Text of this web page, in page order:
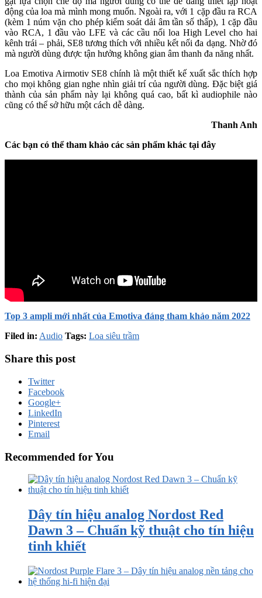
động của loa mà mình mong muốn. Ngoài ra, với 1 cặp đầu ra RCA
(kèm 1 núm vặn cho phép kiểm soát dải âm tần số thấp), 1 cặp đầu
vào RCA, 1 đầu vào LFE và các cầu nối loa High Level cho hai
kênh trái – phải, SE8 tương thích với nhiều kết nối đa dạng. Nhờ đó
mà người dùng được tận hưởng không gian âm thanh đa năng nhất.
Loa Emotiva Airmotiv SE8 chính là một thiết kế xuất sắc thích hợp
cho mọi không gian nghe nhìn giải trí của người dùng. Đặc biệt giá
thành của sản phẩm này lại không quá cao, bất kì audiophile nào
cũng có thể sở hữu một cách dễ dàng.
Thanh Anh
Các bạn có thể tham khảo các sản phẩm khác tại đây
Top 3 ampli mới nhất của Emotiva đáng tham khảo năm 2022
Filed in: Audio Tags: Loa siêu trầm
Share this post
Twitter
Facebook
Google+
LinkedIn
Pinterest
Email
Recommended for You
Dây tín hiệu analog Nordost Red
Dawn 3 – Chuẩn kỹ thuật cho tín hiệu
tinh khiết